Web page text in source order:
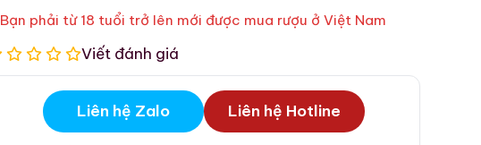
Bạn phải từ 18 tuổi trở lên mới được mua rượu ở Việt Nam
Viết đánh giá
Liên hệ Zalo Liên hệ Hotline